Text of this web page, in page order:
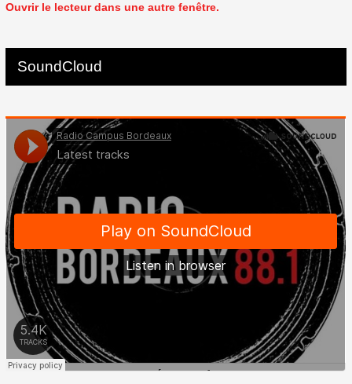
Ouvrir le lecteur dans une autre fenêtre.
SoundCloud